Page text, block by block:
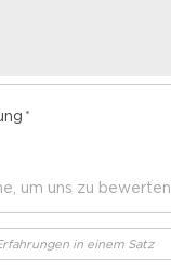
um uns zu bewerten